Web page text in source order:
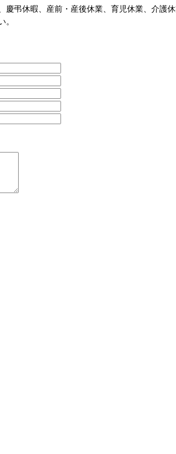
慶弔休暇、産前・産後休業、育児休業、介護
。